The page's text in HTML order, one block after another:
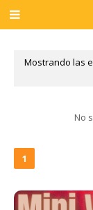
Mostrando las
No
1